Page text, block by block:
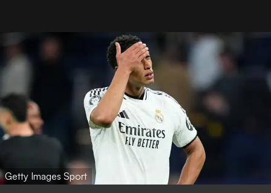
Getty Images Sport